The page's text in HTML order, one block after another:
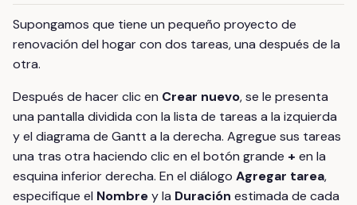
Supongamos que tiene un pequeño proyecto de
renovación del hogar con dos tareas, una después de la
otra.
Después de hacer clic en Crear nuevo, se le presenta
una pantalla dividida con la lista de tareas a la izquierda
y el diagrama de Gantt a la derecha. Agregue sus tareas
una tras otra haciendo clic en el botón grande + en la
esquina inferior derecha. En el diálogo Agregar tarea,
especifique el Nombrey la Duración estimada de cada